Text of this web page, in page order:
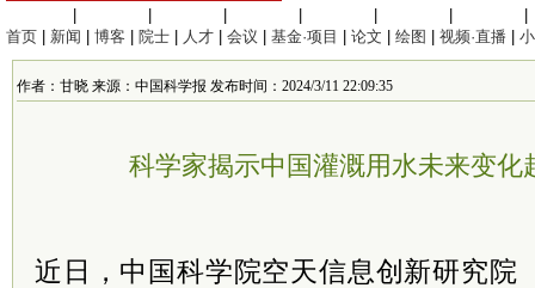
首页
新闻 博客 院士 人才 会议 基金·项目 论文 绘图 视频·直播
作者：甘晓 来源：中国科学报 发布时间：2024/3/11 22:09:35
科学家揭示中国灌溉用水未来变化
近日，中国科学院空天信息创新研究院